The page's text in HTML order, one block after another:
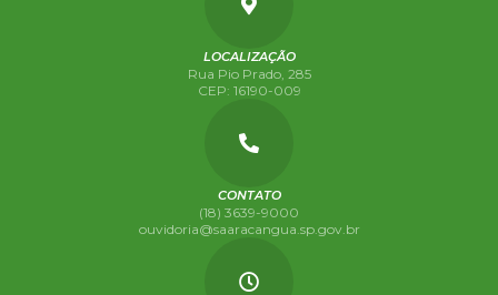
LOCALIZAÇÃO
Rua Pio Prado, 285
CEP: 16190-009
CONTATO
(18) 3639-9000
ouvidoria@saaracangua.sp.gov.br